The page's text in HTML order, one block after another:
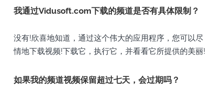
我通过Vidusoft.com下载的频道是否有具体限制？
没有!欣喜地知道，通过这个伟大的应用程序，您可以尽
情地下载视频!下载它，执行它，并看看它所提供的美丽!
如果我的频道视频保留超过七天，会过期吗？